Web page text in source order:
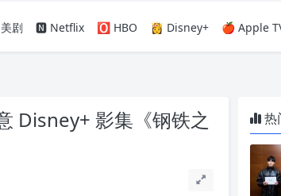
剧 🅽 Netflix 🅾️ HBO 👸 Disney+ 🍎 Apple
Disney+ 影集《钢铁之
热